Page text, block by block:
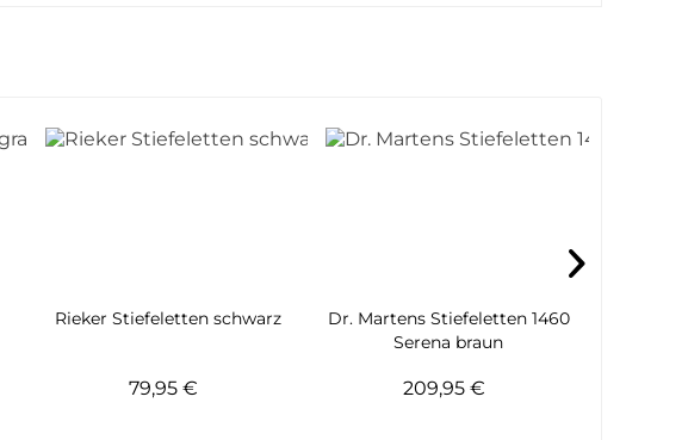
Rieker Stiefeletten schwarz
79,95 €
Dr. Martens Stiefeletten 1460
Serena braun
209,95 €